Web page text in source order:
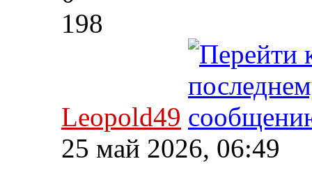
198
Leopold49
25 май 2026, 06:49